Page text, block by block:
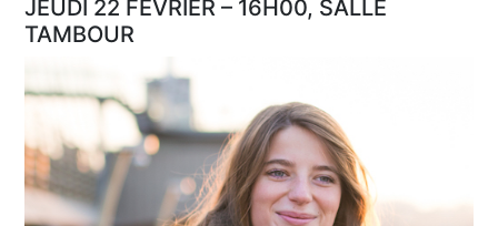
JEUDI 22 FÉVRIER – 16H00, SALLE
TAMBOUR